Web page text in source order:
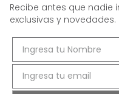
Recibe antes que nadie
exclusivas y novedades.